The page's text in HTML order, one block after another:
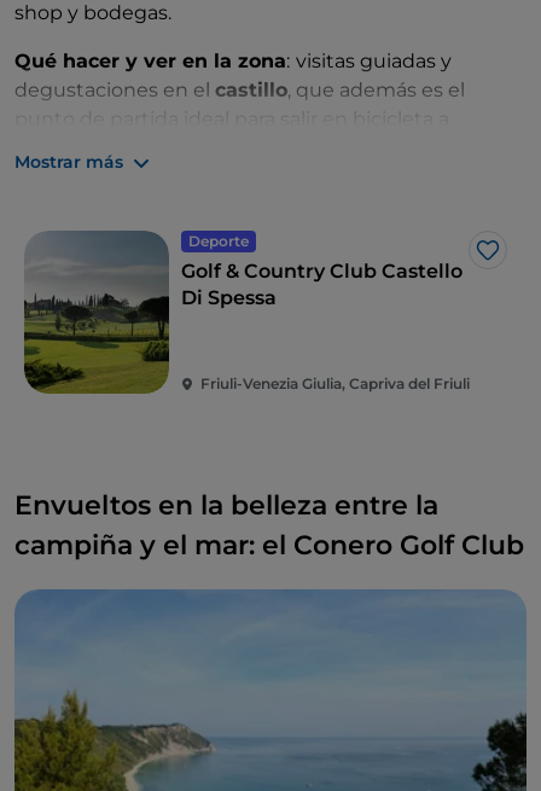
shop y bodegas.
Qué hacer y ver en la zona: visitas guiadas y
degustaciones en el castillo, que además es el
Mostrar más
Deporte
Me
Golf & Country Club Castello
Di Spessa
Friuli-Venezia Giulia, Capriva del Friuli
Envueltos en la belleza entre la
campiña y el mar: el Conero Golf Club